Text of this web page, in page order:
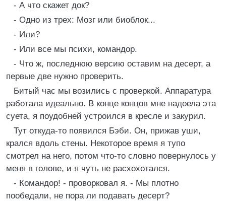
- А что скажет док?
- Одно из трех: Мозг или биоблок...
- Или?
- Или все мы психи, командор.
- Что ж, последнюю версию оставим на десерт, а
первые две нужно проверить.
Битый час мы возились с проверкой. Аппаратура
работала идеально. В конце концов мне надоела эта
суета, я поудобней устроился в кресле и закурил.
Тут откуда-то появился Бэби. Он, прижав уши,
крался вдоль стены. Некоторое время я тупо
смотрел на него, потом что-то словно повернулось у
меня в голове, и я чуть не расхохотался.
- Командор! - проворковал я. - Мы плотно
пообедали, не пора ли подавать десерт?